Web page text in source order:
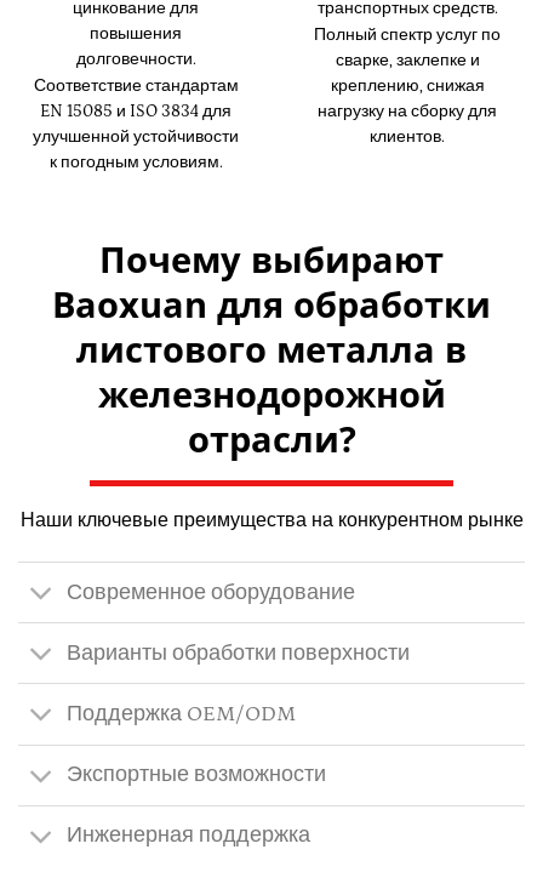
цинкование для
повышения
долговечности.
Соответствие стандартам
EN 15085 и ISO 3834 для
улучшенной устойчивости
к погодным условиям.
транспортных средств.
Полный спектр услуг по
сварке, заклепке и
креплению, снижая
нагрузку на сборку для
клиентов.
Почему выбирают
Baoxuan для обработки
листового металла в
железнодорожной
отрасли?
Наши ключевые преимущества на конкурентном рынке
Современное оборудование
Варианты обработки поверхности
Поддержка OEM/ODM
Экспортные возможности
Инженерная поддержка